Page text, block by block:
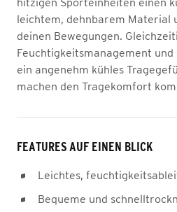
leichtem, dehnbarem Material
deinen Bewegungen.
Feuchtigkeitsmanagement
ein angenehm kühles
machen den Tragekomfort
FEATURES AUF EINEN BLICK
Leichtes,
Bequeme und